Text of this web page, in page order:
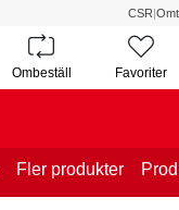
CSR|
Ombeställ Favoriter
Fler produkter